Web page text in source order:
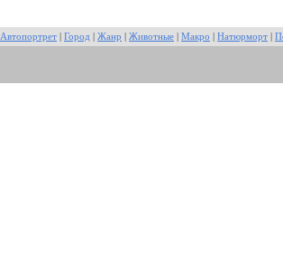
Автопортрет Город Жанр Животные Макро Натюрморт